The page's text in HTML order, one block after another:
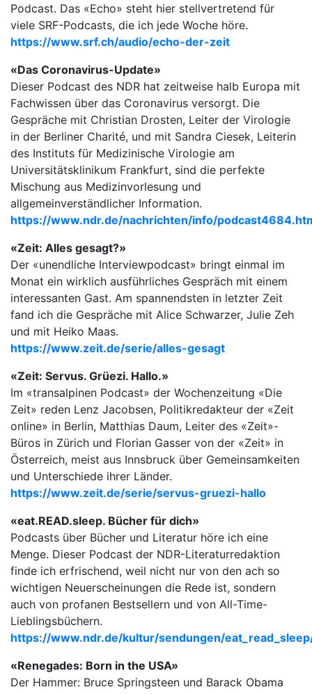
Podcast. Das «Echo» steht hier stellvertretend für
viele SRF-Podcasts, die ich jede Woche höre.
https://www.srf.ch/audio/echo-der-zeit
«Das Coronavirus-Update»
Dieser Podcast des NDR hat zeitweise halb Europa mit
Fachwissen über das Coronavirus versorgt. Die
Gespräche mit Christian Drosten, Leiter der Virologie
in der Berliner Charité, und mit Sandra Ciesek, Leiterin
des Instituts für Medizinische Virologie am
Universitätsklinikum Frankfurt, sind die perfekte
Mischung aus Medizinvorlesung und
allgemeinverständlicher Information.
https://www.ndr.de/nachrichten/info/
«Zeit: Alles gesagt?»
Der «unendliche Interviewpodcast» bringt einmal im
Monat ein wirklich ausführliches Gespräch mit einem
interessanten Gast. Am spannendsten in letzter Zeit
fand ich die Gespräche mit Alice Schwarzer, Julie Zeh
und mit Heiko Maas.
https://www.zeit.de/serie/alles-gesagt
«Zeit: Servus. Grüezi. Hallo.»
Im «transalpinen Podcast» der Wochenzeitung «Die
Zeit» reden Lenz Jacobsen, Politikredakteur der «Zeit
online» in Berlin, Matthias Daum, Leiter des «Zeit»-
Büros in Zürich und Florian Gasser von der «Zeit» in
Österreich, meist aus Innsbruck über Gemeinsamkeiten
und Unterschiede ihrer Länder.
https://www.zeit.de/serie/servus-gruezi-hallo
«eat.READ.sleep. Bücher für dich»
Podcasts über Bücher und Literatur höre ich eine
Menge. Dieser Podcast der NDR-Literaturredaktion
finde ich erfrischend, weil nicht nur von den ach so
wichtigen Neuerscheinungen die Rede ist, sondern
auch von profanen Bestsellern und von All-Time-
Lieblingsbüchern.
https://www.ndr.de/kultur/sendungen/
«Renegades: Born in the USA»
Der Hammer: Bruce Springsteen und Barack Obama